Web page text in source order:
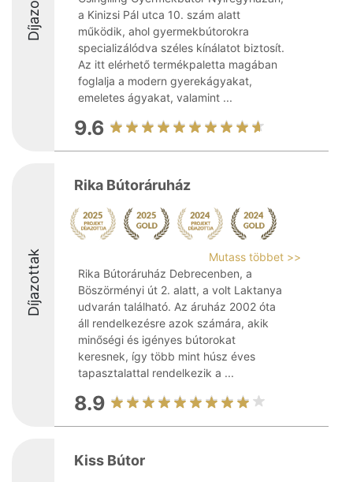
a Kinizsi Pál utca 10. szám alatt
működik, ahol gyermekbútorokra
specializálódva széles kínálatot biztosít.
Az itt elérhető termékpaletta magában
foglalja a modern gyerekágyakat,
emeletes ágyakat, valamint ...
9.6
Díjazottak
Rika Bútoráruház
Mutass többet >>
Rika Bútoráruház Debrecenben, a
Böszörményi út 2. alatt, a volt Laktanya
udvarán található. Az áruház 2002 óta
áll rendelkezésre azok számára, akik
minőségi és igényes bútorokat
keresnek, így több mint húsz éves
tapasztalattal rendelkezik a ...
8.9
Kiss Bútor